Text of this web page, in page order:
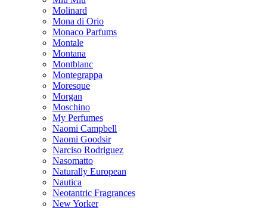
Molinard
Mona di Orio
Monaco Parfums
Montale
Montana
Montblanc
Montegrappa
Moresque
Morgan
Moschino
My Perfumes
Naomi Campbell
Naomi Goodsir
Narciso Rodriguez
Nasomatto
Naturally European
Nautica
Neotantric Fragrances
New Yorker